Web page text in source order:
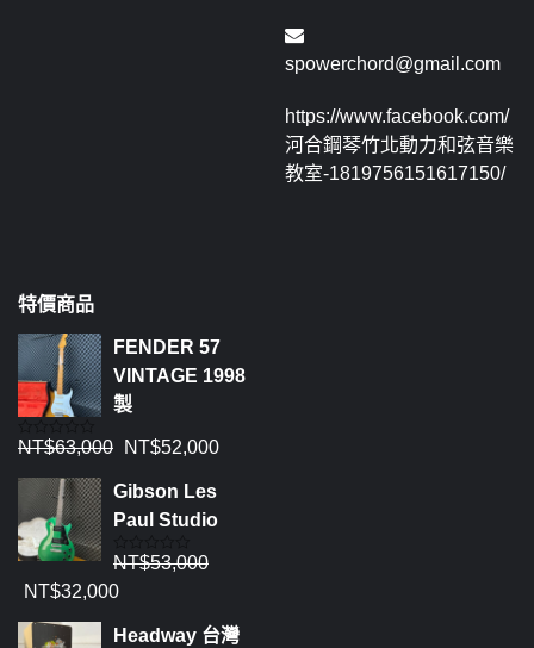
spowerchord@gmail.com
https://www.facebook.com/
河合鋼琴竹北動力和弦音樂
教室-1819756151617150/
特價商品
FENDER 57
VINTAGE 1998
製
評
0
5
NT$63,000 NT$52,000
Gibson Les
Paul Studio
評
0
5
NT$53,000
NT$32,000
Headway 台灣